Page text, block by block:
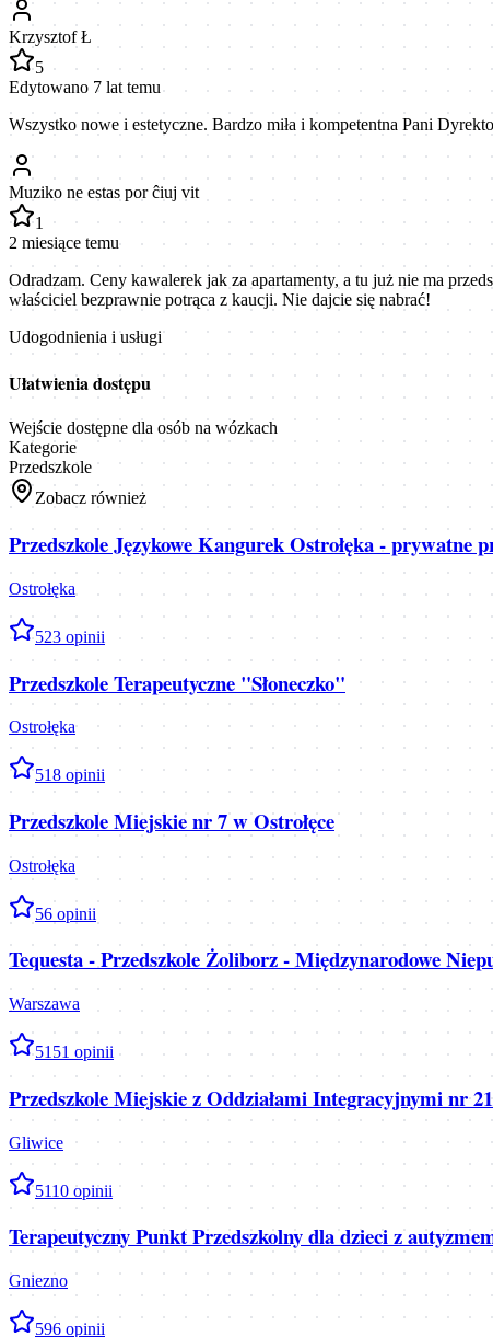
Krzysztof Ł
5
Edytowano 7 lat temu
Wszystko nowe i estetyczne. Bardzo miła i kompetentna Pani
Muziko ne estas por ĉiuj vit
1
2 miesiące temu
Odradzam. Ceny kawalerek jak za apartamenty, a tu już nie ma
właściciel bezprawnie potrąca z kaucji. Nie dajcie się nabrać!
Udogodnienia i usługi
Ułatwienia dostępu
Wejście dostępne dla osób na wózkach
Kategorie
Przedszkole
Zobacz również
Przedszkole Językowe Kangurek Ostrołęka - prywatne
Ostrołęka
523 opinii
Przedszkole Terapeutyczne "Słoneczko"
Ostrołęka
518 opinii
Przedszkole Miejskie nr 7 w Ostrołęce
Ostrołęka
56 opinii
Tequesta - Przedszkole Żoliborz - Międzynarodowe
Warszawa
5151 opinii
Przedszkole Miejskie z Oddziałami Integracyjnymi nr 21
Gliwice
5110 opinii
Terapeutyczny Punkt Przedszkolny dla dzieci z
Gniezno
596 opinii